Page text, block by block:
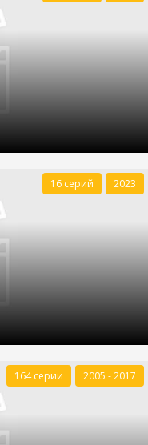
16 серий 2023
164 серии 2005 - 2017